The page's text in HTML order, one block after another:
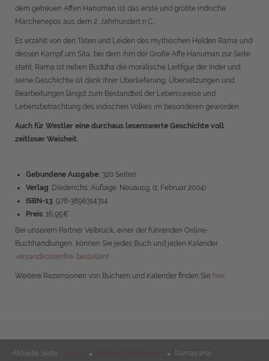
dem getreuen Affen Hanuman ist das erste und größte indische
Märchenepos aus dem 2. Jahrhundert n.C..
Es erzählt von den Taten und Leiden des mythischen Helden Rama und
dessen Kampf um Sita, bei dem ihm der Große Affe Hanuman zur Seite
steht. Rama ist neben Buddha die moralische Leitfigur der Inder und
seine Geschichte ist dank ihrer Überlieferung, Übersetzungen und
Bearbeitungen längst zum Bestandteil der Lebensweise und
Lebensbetrachtung des indischen Volkes im besonderen geworden.
Auch für Westler eine durchaus lesenswerte Geschichte voll
zeitloser Weisheit.
Gebundene Ausgabe: 320 Seiten
Verlag: Diederichs; Auflage: Neuausg. (1. Februar 2004)
ISBN-13: 978-3896314314
Preis: 16,95€
Bei unserem Partner Velbrück, einer der führenden Online-
Buchhandlungen, können Sie jedes Buch und jeden Kalender
versandkostenfrei bestellen!
Weitere Rezensionen von Büchern und Kalender finden Sie hier.
Aktuelle Seite: Ramayana